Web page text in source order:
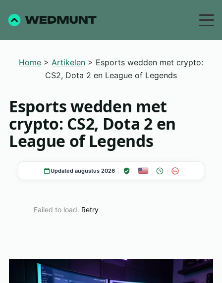
Home > Artikelen > Esports wedden met crypto:
CS2, Dota 2 en League of Legends
Esports wedden met
crypto: CS2, Dota 2 en
League of Legends
Updated augustus 2026 18+
Failed to load. Retry